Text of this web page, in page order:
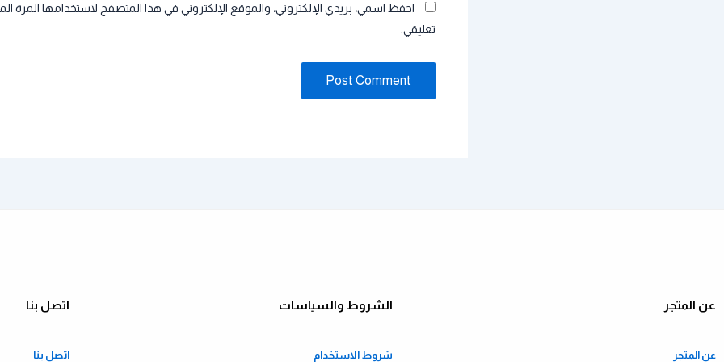
احفظ اسمي، بريدي الإلكتروني، والموقع الإلكتروني في هذا المتصفح لاستخدامها المرة
تعليقي.
عن المتجر
عن المتجر
الشروط والسياسات
شروط الاستخدام
اتصل بنا
اتصل بنا